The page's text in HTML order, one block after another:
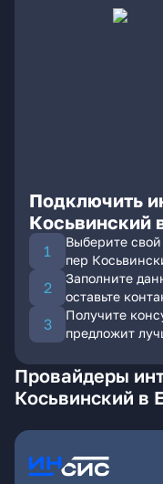
Подключить
Косьвинский
Выберите
пер
Заполните
оставьте
Получите
предложит
Провайдеры
Косьвинский в